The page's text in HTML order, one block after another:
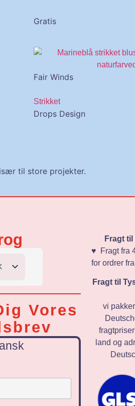
Gratis
Fair Winds
Strikket
Drops Design
til store projekter.
Vores
Fragt
♥️ Fragt fra
for ordrer
Fragt til
vi
land og